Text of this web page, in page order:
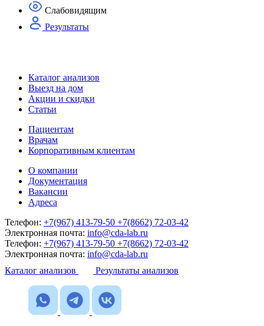
Слабовидящим
Результаты
Каталог анализов
Выезд на дом
Акции и скидки
Статьи
Пациентам
Врачам
Корпоративным клиентам
О компании
Документация
Вакансии
Адреса
Телефон: +7(967) 413-79-50 +7(8662) 72-03-42
Электронная почта: info@cda-lab.ru
Телефон: +7(967) 413-79-50 +7(8662) 72-03-42
Электронная почта: info@cda-lab.ru
Каталог анализов
Результаты анализов